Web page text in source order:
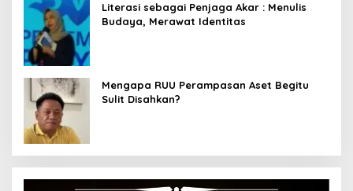
Literasi sebagai Penjaga Akar : Menulis
Budaya, Merawat Identitas
Mengapa RUU Perampasan Aset Begitu
Sulit Disahkan?